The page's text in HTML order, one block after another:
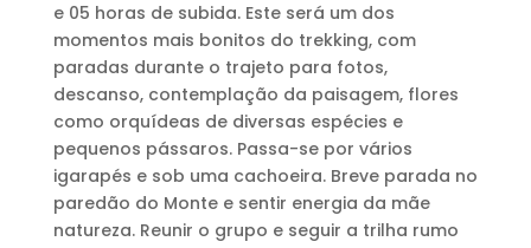
e 05 horas de subida. Este será um dos
momentos mais bonitos do trekking, com
paradas durante o trajeto para fotos,
descanso, contemplação da paisagem, flores
como orquídeas de diversas espécies e
pequenos pássaros. Passa-se por vários
igarapés e sob uma cachoeira. Breve parada no
paredão do Monte e sentir energia da mãe
natureza. Reunir o grupo e seguir a trilha rumo